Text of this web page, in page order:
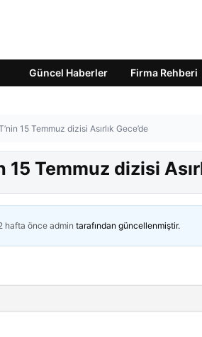
Güncel Haberler Firma Rehberi
15 Temmuz dizisi Asırlık Gece’de
Temmuz dizisi
hafta önceadmin tarafından güncellenmiştir.